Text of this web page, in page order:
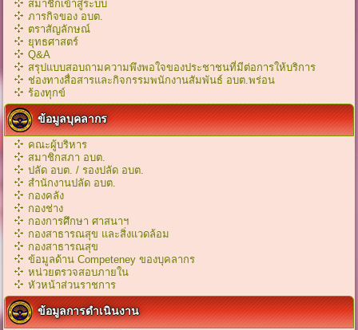
สมาชิกเข้าสู่ระบบ
ภารกิจของ อบต.
ตราสัญลักษณ์
ยุทธศาสตร์
Q&A
สรุปแบบสอบถามความพึงพอใจของประชาชนที่มีต่อการให้บริการ
ช่องทางสื่อสารและกิจกรรมพนักงานสัมพันธ์ อบต.พร่อน
ร้องทุกข์
ข้อมูลบุคลากร
คณะผู้บริหาร
สมาชิกสภา อบต.
ปลัด อบต. / รองปลัด อบต.
สำนักงานปลัด อบต.
กองคลัง
กองช่าง
กองการศึกษา ศาสนาฯ
กองสาธารณสุข และสิ่งแวดล้อม
กองสาธารณสุข
ข้อมูลด้าน Competeney ของบุคลากร
หน่วยตรวจสอบภายใน
หัวหน้าส่วนราชการ
ข้อมูลการดำเนินงาน